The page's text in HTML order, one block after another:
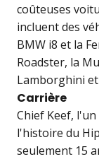
coûteuses
incluent des
BMW i8 et la
Roadster, la
Lamborghini
Carrière
Chief Keef,
l'histoire du
seulement 15